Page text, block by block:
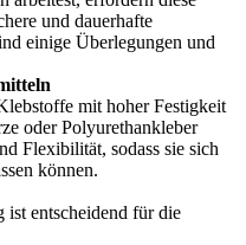
und dauerhafte
einige Überlegungen und
mit hoher Festigkeit
oder Polyurethankleber
Flexibilität, sodass sie sich
können.
entscheidend für die